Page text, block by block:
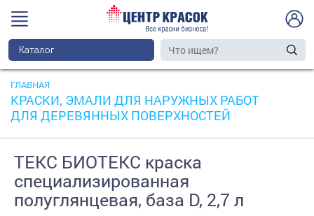
Каталог
ГЛАВНАЯ
КРАСКИ, ЭМАЛИ ДЛЯ НАРУЖНЫХ РАБОТ
ДЛЯ ДЕРЕВЯННЫХ ПОВЕРХНОСТЕЙ
ТЕКС БИОТЕКС краска
специализированная
полуглянцевая, база D, 2,7 л